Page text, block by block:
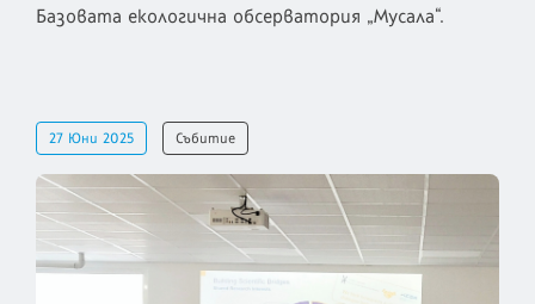
Базовата екологична обсерватория „Мусала“.
27 Юни 2025 Събитие